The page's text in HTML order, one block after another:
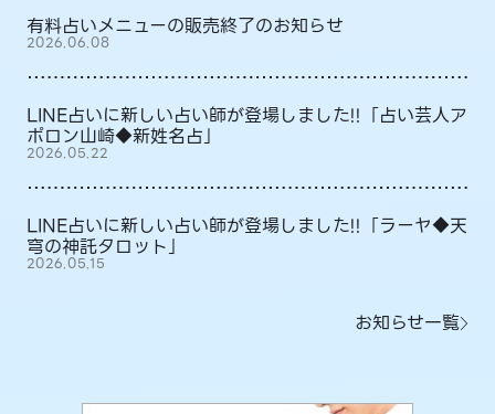
有料占いメニューの販売終了のお知らせ
2026.06.08
LINE占いに新しい占い師が登場しました!!「占い芸人ア
ポロン山崎◆新姓名占」
2026.05.22
LINE占いに新しい占い師が登場しました!!「ラーヤ◆天
穹の神託タロット」
2026.05.15
お知らせ一覧